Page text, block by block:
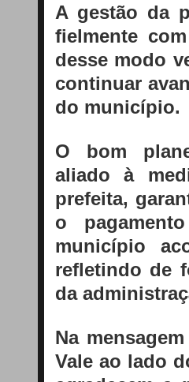
A gestão da
fielmente
desse modo
continuar
do município.
O bom
aliado à
prefeita,
o
município
refletindo de
da
Na
Vale ao lado